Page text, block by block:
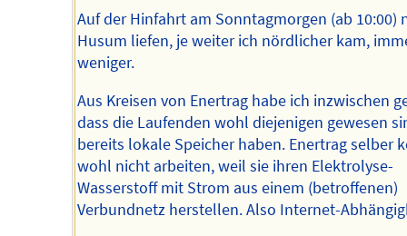
Auf der Hinfahrt am Sonntagmorgen (ab 10:00)
Husum liefen, je weiter ich nördlicher kam,
weniger.
Aus Kreisen von Enertrag habe ich inzwischen
dass die Laufenden wohl diejenigen gewesen
bereits lokale Speicher haben. Enertrag selber
wohl nicht arbeiten, weil sie ihren Elektrolyse-
Wasserstoff mit Strom aus einem (betroffenen)
Verbundnetz herstellen. Also Internet-